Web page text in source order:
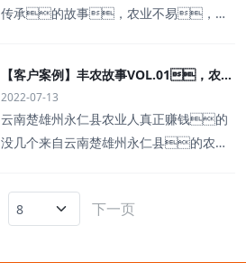
传承的故事，农业不易，感
【客户案例】丰农故事VOL.01，农业
人叶涛，50多岁通讯人跨界搞农
业，他要用1000万打造一个梦
2022-07-13
云南楚雄州永仁县农业人真正赚钱的
没几个来自云南楚雄州永仁县的农业
站结缘，成为今年会jinnianhui,今年
会官方网站的最高一批学员完整视
下一页